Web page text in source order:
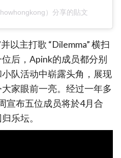
）分享的貼文
以主打歌 “Dilemma” 横扫
后，Apink的成员都分别
队活动中崭露头角，展现
家眼前一亮。经过一年多
宣布五位成员将於4月合
乐坛。